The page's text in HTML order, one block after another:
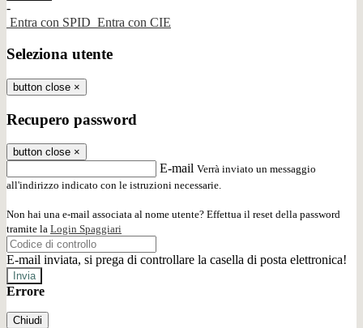
-
Entra con SPID Entra con CIE
Seleziona utente
button close ×
Recupero password
button close ×
E-mail Verrà inviato un messaggio
all'indirizzo indicato con le istruzioni necessarie.
Non hai una e-mail associata al nome utente? Effettua il reset della password
tramite la Login Spaggiari
E-mail inviata, si prega di controllare la casella di posta elettronica!
Errore
Chiudi